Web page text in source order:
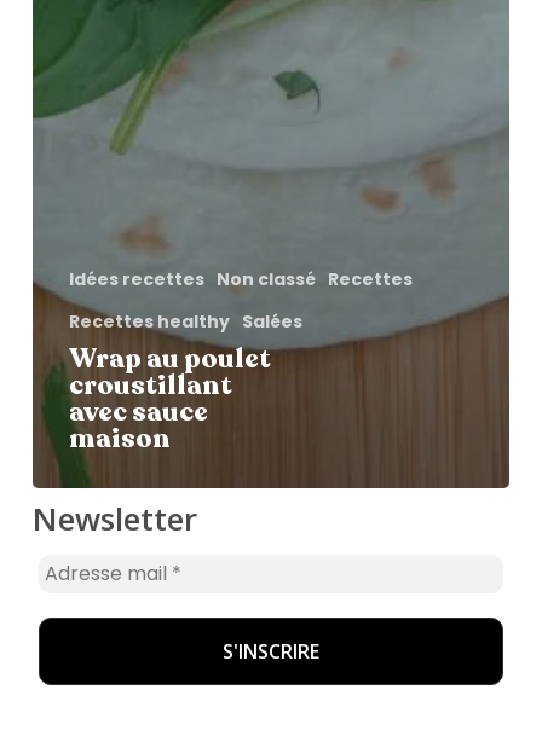
Idées recettes Non classé Recettes
Recettes healthy Salées
Wrap au poulet
croustillant
avec sauce
maison
Newsletter